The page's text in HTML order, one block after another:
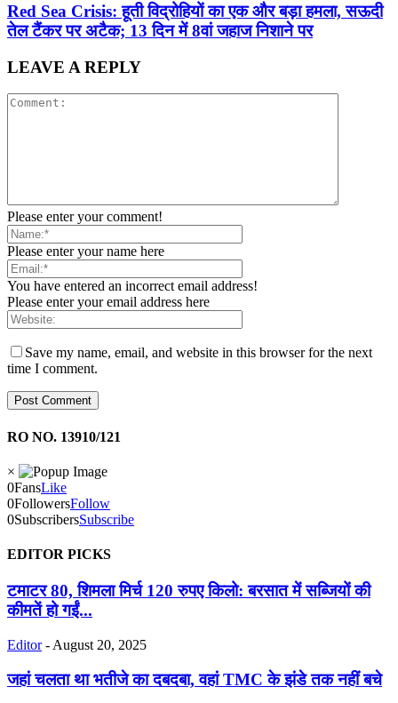
Red Sea Crisis: हूती विद्रोहियों का एक और बड़ा हमला, सऊदी
तेल टैंकर पर अटैक; 13 दिन में 8वां जहाज निशाने पर
LEAVE A REPLY
Please enter your comment!
Please enter your name here
You have entered an incorrect email address!
Please enter your email address here
Save my name, email, and website in this browser for the next
time I comment.
RO NO. 13910/121
×
0FansLike
0FollowersFollow
0SubscribersSubscribe
EDITOR PICKS
टमाटर 80, शिमला मिर्च 120 रुपए किलो: बरसात में सब्जियों की
कीमतें हो गईं...
Editor - August 20, 2025
जहां चलता था भतीजे का दबदबा, वहां TMC के झंडे तक नहीं बचे